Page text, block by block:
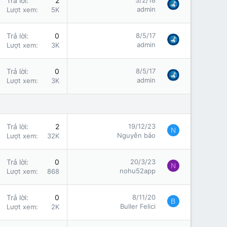
Lượt xem 5K
admin
Trả lời 0
Lượt xem 3K
8/5/17
admin
Trả lời 0
Lượt xem 3K
8/5/17
admin
Trả lời 2
Lượt xem 32K
19/12/23
Nguyễn bảo
N
Trả lời 0
Lượt xem 868
20/3/23
nohu52app
N
Trả lời 0
Lượt xem 2K
8/11/20
Buller Felici
B